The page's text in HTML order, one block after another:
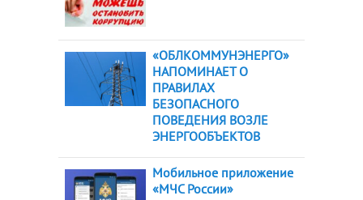
«ОБЛКОММУНЭНЕРГО»
НАПОМИНАЕТ О
ПРАВИЛАХ
БЕЗОПАСНОГО
ПОВЕДЕНИЯ ВОЗЛЕ
ЭНЕРГООБЪЕКТОВ
Мобильное приложение
«МЧС России»